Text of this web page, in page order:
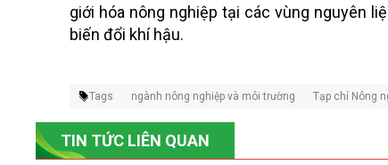
giới hóa nông nghiệp tại các vùng nguyên
biến đổi khí hậu.
Tags ngành nông nghiệp và môi trường Tạp chí Nông
TIN TỨC LIÊN QUAN